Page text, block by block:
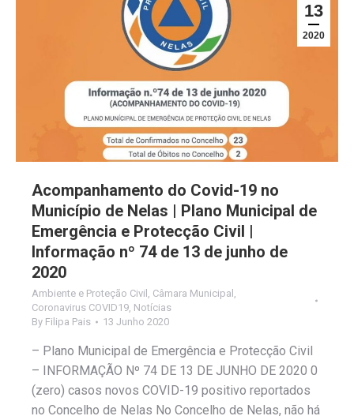
13
2020
Acompanhamento do Covid-19 no
Município de Nelas | Plano Municipal de
Emergência e Protecção Civil |
Informação nº 74 de 13 de junho de
2020
Ambiente e Proteção Civil Câmara Municipal
Coronavirus COVID19 Notícias
By Filipa Pais 13 Junho 2020
– Plano Municipal de Emergência e Protecção Civil
– INFORMAÇÃO Nº 74 DE 13 DE JUNHO DE 2020 0
(zero) casos novos COVID-19 positivo reportados
no Concelho de Nelas No Concelho de Nelas, não há